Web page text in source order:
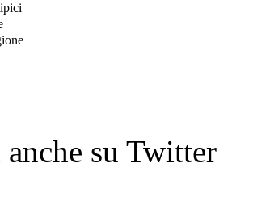
su Twitter